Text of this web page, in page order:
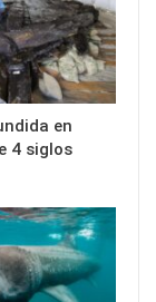
en
4 siglos